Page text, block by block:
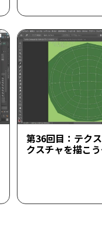
第36回目：テク
クスチャを描こ